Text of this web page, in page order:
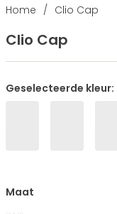
Home / Clio Cap
Clio Cap
Geselecteerde kleur:
Maat